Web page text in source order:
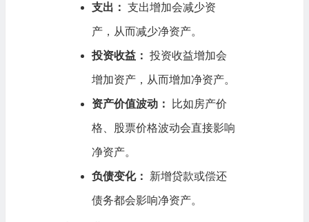
支出： 支出增加会减少资
产，从而减少净资产。
投资收益： 投资收益增加会
增加资产，从而增加净资产。
资产价值波动： 比如房产价
格、股票价格波动会直接影响
净资产。
负债变化： 新增贷款或偿还
债务都会影响净资产。